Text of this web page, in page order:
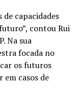
capacidades
contou Rui
Na sua
focada no
os futuros
em casos de